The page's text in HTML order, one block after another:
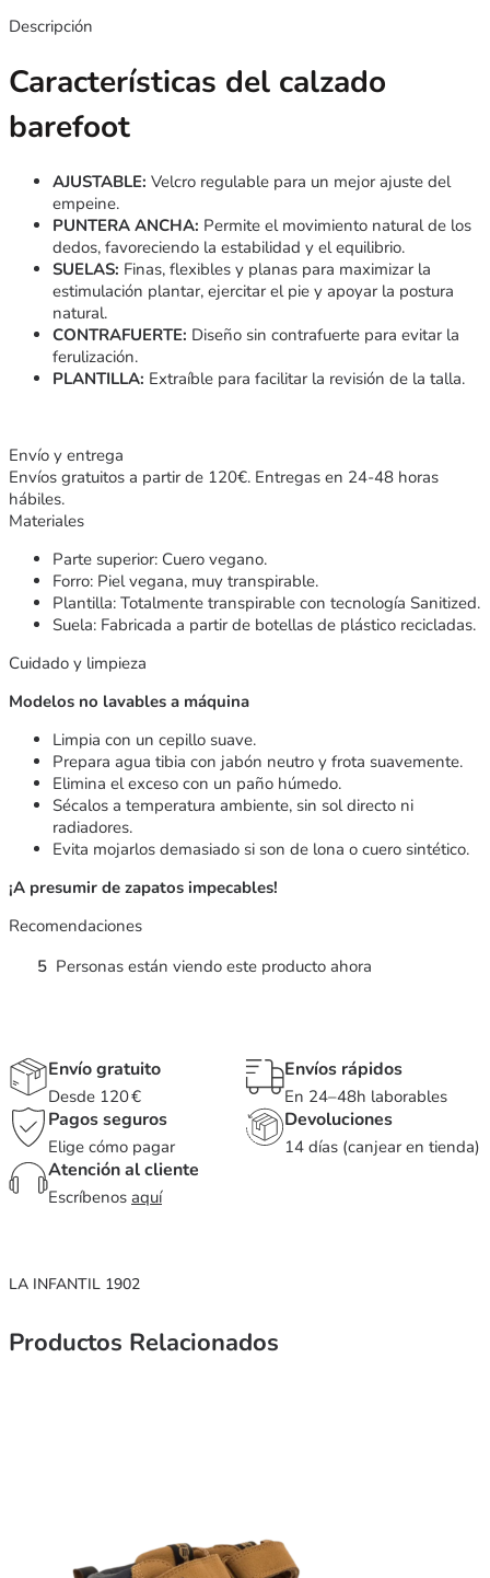
Descripción
Características del calzado
barefoot
AJUSTABLE: Velcro regulable para un mejor ajuste del
empeine.
PUNTERA ANCHA: Permite el movimiento natural de los
dedos, favoreciendo la estabilidad y el equilibrio.
SUELAS: Finas, flexibles y planas para maximizar la
estimulación plantar, ejercitar el pie y apoyar la postura
natural.
CONTRAFUERTE: Diseño sin contrafuerte para evitar la
ferulización.
PLANTILLA: Extraíble para facilitar la revisión de la talla.
Envío y entrega
Envíos gratuitos a partir de 120€. Entregas en 24-48 horas
hábiles.
Materiales
Parte superior: Cuero vegano.
Forro: Piel vegana, muy transpirable.
Plantilla: Totalmente transpirable con tecnología Sanitized.
Suela: Fabricada a partir de botellas de plástico recicladas.
Cuidado y limpieza
Modelos no lavables a máquina
Limpia con un cepillo suave.
Prepara agua tibia con jabón neutro y frota suavemente.
Elimina el exceso con un paño húmedo.
Sécalos a temperatura ambiente, sin sol directo ni
radiadores.
Evita mojarlos demasiado si son de lona o cuero sintético.
¡A presumir de zapatos impecables!
Recomendaciones
5 Personas están viendo este producto ahora
Envío gratuito
Desde 120 €
Envíos rápidos
En 24–48h laborables
Pagos seguros
Elige cómo pagar
Devoluciones
14 días (canjear en tienda)
Atención al cliente
Escríbenos aquí
LA INFANTIL 1902
Productos Relacionados